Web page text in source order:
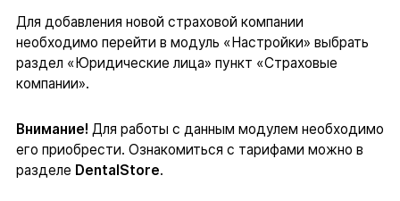
Для добавления новой страховой компании
необходимо перейти в модуль «Настройки» выбрать
раздел «Юридические лица» пункт «Страховые
компании».
Внимание! Для работы с данным модулем необходимо
его приобрести. Ознакомиться с тарифами можно в
разделе DentalStore.